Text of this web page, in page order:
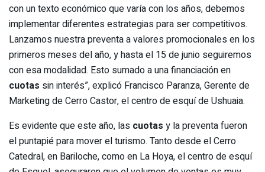
con un texto económico que varía con los años, debemos
implementar diferentes estrategias para ser competitivos.
Lanzamos nuestra preventa a valores promocionales en los
primeros meses del año, y hasta el 15 de junio seguiremos
con esa modalidad. Esto sumado a una financiación en
cuotas sin interés”, explicó Francisco Paranza, Gerente de
Marketing de Cerro Castor, el centro de esquí de Ushuaia.
Es evidente que este año, las cuotas y la preventa fueron
el puntapié para mover el turismo. Tanto desde el Cerro
Catedral, en Bariloche, como en La Hoya, el centro de esquí